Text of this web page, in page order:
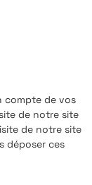
compte de vos
de notre site
de notre site
déposer ces